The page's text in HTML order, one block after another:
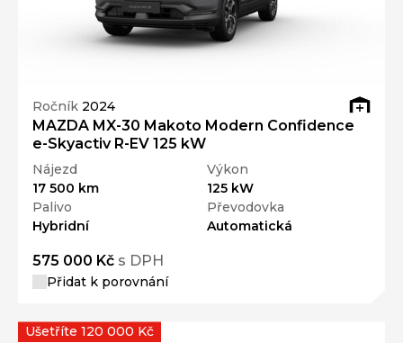
Ročník 2024
MAZDA MX-30 Makoto Modern Confidence
e-Skyactiv R-EV 125 kW
Nájezd
17 500 km
Výkon
125 kW
Palivo
Hybridní
Převodovka
Automatická
575 000 Kč s DPH
Přidat k porovnání
Ušetříte 120 000 Kč